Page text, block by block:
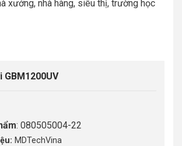
xưởng, nhà hàng, siêu thị, trường học
GBM1200UV
: 080505004-22
MDTechVina